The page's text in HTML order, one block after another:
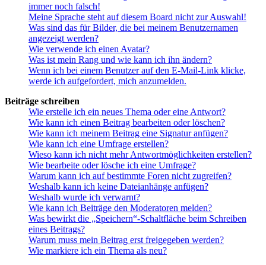
immer noch falsch!
Meine Sprache steht auf diesem Board nicht zur Auswahl!
Was sind das für Bilder, die bei meinem Benutzernamen
angezeigt werden?
Wie verwende ich einen Avatar?
Was ist mein Rang und wie kann ich ihn ändern?
Wenn ich bei einem Benutzer auf den E-Mail-Link klicke,
werde ich aufgefordert, mich anzumelden.
Beiträge schreiben
Wie erstelle ich ein neues Thema oder eine Antwort?
Wie kann ich einen Beitrag bearbeiten oder löschen?
Wie kann ich meinem Beitrag eine Signatur anfügen?
Wie kann ich eine Umfrage erstellen?
Wieso kann ich nicht mehr Antwortmöglichkeiten erstellen?
Wie bearbeite oder lösche ich eine Umfrage?
Warum kann ich auf bestimmte Foren nicht zugreifen?
Weshalb kann ich keine Dateianhänge anfügen?
Weshalb wurde ich verwarnt?
Wie kann ich Beiträge den Moderatoren melden?
Was bewirkt die „Speichern“-Schaltfläche beim Schreiben
eines Beitrags?
Warum muss mein Beitrag erst freigegeben werden?
Wie markiere ich ein Thema als neu?